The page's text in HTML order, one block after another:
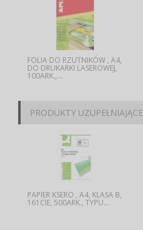
FOLIA DO RZUTNIKÓW , A4,
DO DRUKARKI LASEROWEJ,
100ARK.,...
PRODUKTY UZUPEŁNIAJĄCE
PAPIER KSERO , A4, KLASA B,
161CIE, 500ARK., TYPU...